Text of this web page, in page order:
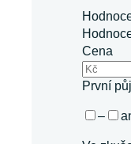
Cena
První
–